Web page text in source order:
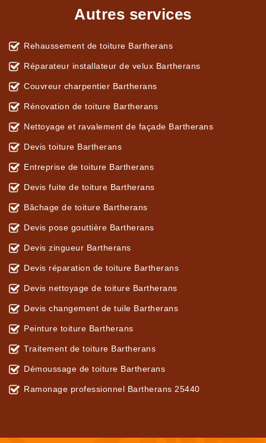
Autres services
Rehaussement de toiture Bartherans
Réparateur installateur de velux Bartherans
Couvreur charpentier Bartherans
Rénovation de toiture Bartherans
Nettoyage et ravalement de façade Bartherans
Devis toiture Bartherans
Entreprise de toiture Bartherans
Devis fuite de toiture Bartherans
Bâchage de toiture Bartherans
Devis pose gouttière Bartherans
Devis zingueur Bartherans
Devis réparation de toiture Bartherans
Devis nettoyage de toiture Bartherans
Devis changement de tuile Bartherans
Peinture toiture Bartherans
Traitement de toiture Bartherans
Démoussage de toiture Bartherans
Ramonage professionnel Bartherans 25440